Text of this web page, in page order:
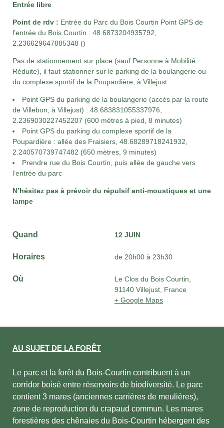
Entrée libre
Point de rdv : Entrée du Parc du Bois Courtin Point GPS de
l’entrée du Bois Courtin : 48.6873204935792,
2.236629647885348 ()
Pas de stationnement sur place (sauf Personne à Mobilité
Réduite), il faut stationner sur le parking de la boulangerie ou
du complexe sportif de la Poupardière, à Villejust
Point GPS du parking de la boulangerie (accès par la route
de Villebon, à Villejust) : 48.683831055337976,
2.2369030227452207 (600 mètres à pied, 8 minutes)
Point GPS du parking du complexe sportif de la
Poupardière : allée des Fraisiers, 48.68289718241932,
2.240570739747482 (650 mètres, 9 minutes)
Prendre rue du Bois Courtin, puis allée de gauche vers
l’entrée du parc
N’hésitez pas à prévoir du répulsif anti-moustiques et une
lampe
Quand 12 JUIN
Horaires de 20h00 à 23h30
Où
Le Clos du Bois Courtin,
91140 Villejust, France
+ Google Maps
AU SUJET DE LA FORÊT
Le parc et la forêt du Bois-Courtin contribuent à un
corridor boisé entre réservoirs de biodiversité. Le parc
contient 3 mares (anciennes carrières de meulières),
zone de reproduction du crapaud commun. Les mares
forestières des chênaies du Bois-Courtin hébergent des